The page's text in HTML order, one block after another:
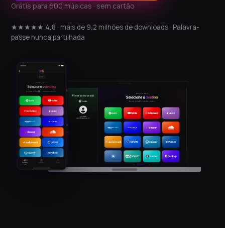
Grátis para 600 músicas · sem cartão
★★★★★ 4,8 · mais de 9,2 milhões de downloads · Palavra-
passe nunca partilhada